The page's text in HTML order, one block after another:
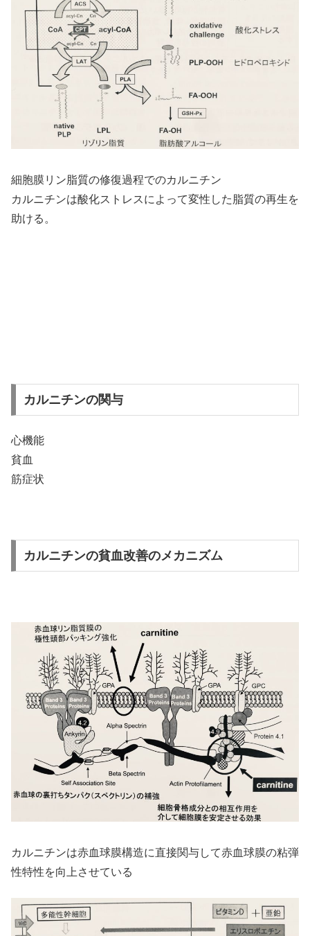
細胞膜リン脂質の修復過程でのカルニチン
カルニチンは酸化ストレスによって変性した脂質の再生を
助ける。
カルニチンの関与
心機能
貧血
筋症状
カルニチンの貧血改善のメカニズム
カルニチンは赤血球膜構造に直接関与して赤血球膜の粘弾
性特性を向上させている